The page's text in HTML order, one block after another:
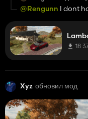
@Rengunn I dont
18
Xyz обновил мод